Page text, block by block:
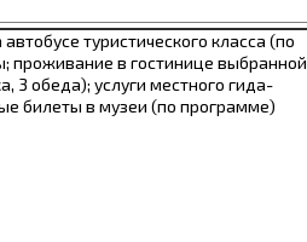
туристического класса (по
проживание в гостинице выбранной
3 обеда); услуги местного гида-
билеты в музеи (по программе)